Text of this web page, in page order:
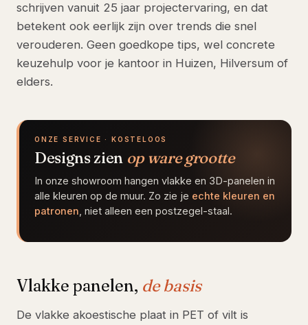
schrijven vanuit 25 jaar projectervaring, en dat
betekent ook eerlijk zijn over trends die snel
verouderen. Geen goedkope tips, wel concrete
keuzehulp voor je kantoor in Huizen, Hilversum of
elders.
ONZE SERVICE · KOSTELOOS
Designs zien op ware grootte
In onze showroom hangen vlakke en 3D-panelen in
alle kleuren op de muur. Zo zie je echte kleuren en
patronen , niet alleen een postzegel-staal.
Vlakke panelen, de basis
De vlakke akoestische plaat in PET of vilt is